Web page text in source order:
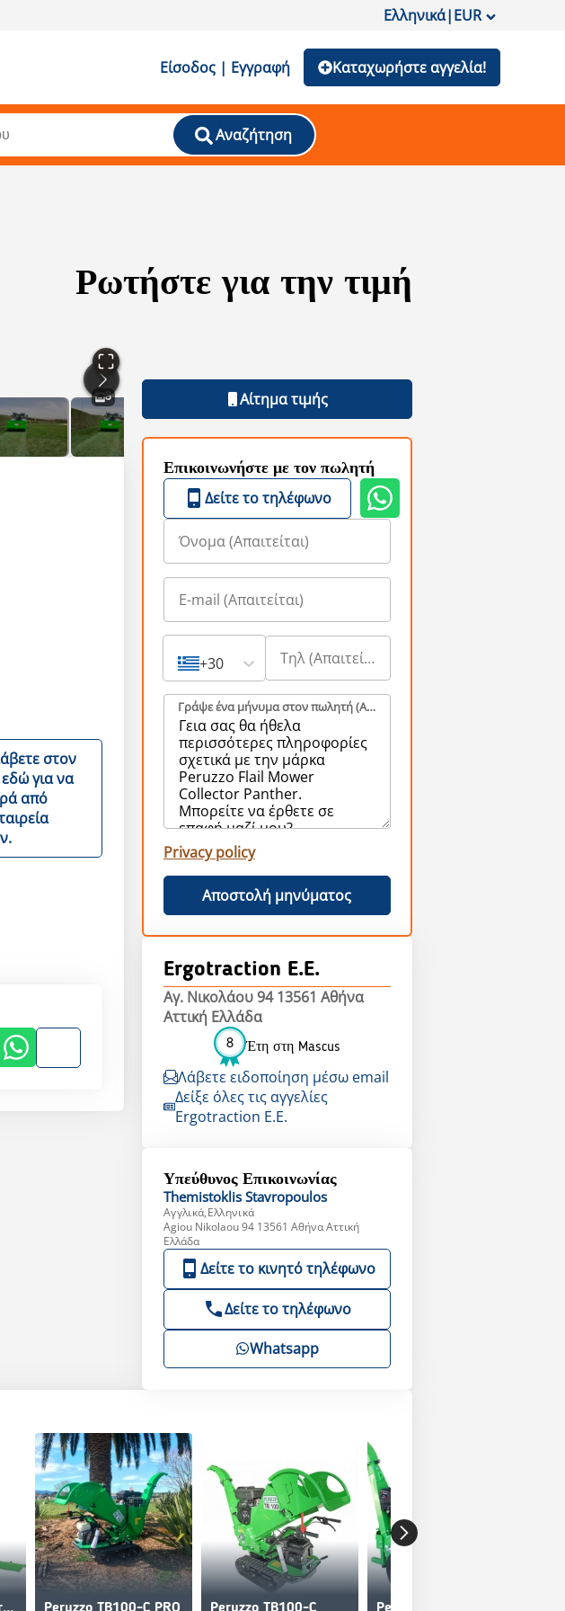
Ελληνικά|EUR
Είσοδος | Εγγραφή Καταχωρήστε αγγελία!
Αναζήτηση
Ρωτήστε για την τιμή
8
στον
από
Αίτημα τιμής
Επικοινωνήστε με τον πωλητή
Δείτε το τηλέφωνο
+30
Γράψε ένα μήνυμα στον πωλητή (Aπαιτείται)
Privacy policy
Αποστολή μηνύματος
Ergotraction E.E.
Αγ. Νικολάου 94 13561 Αθήνα
Αττική Ελλάδα
8 Έτη στη Mascus
Λάβετε ειδοποίηση μέσω email
Δείξε όλες τις αγγελίες
Ergotraction E.E.
Υπεύθυνος Επικοινωνίας
Themistoklis Stavropoulos
Αγγλικά,Ελληνικά
Agiou Nikolaou 94 13561 Αθήνα Αττική
Ελλάδα
Δείτε το κινητό τηλέφωνο
Δείτε το τηλέφωνο
Whatsapp